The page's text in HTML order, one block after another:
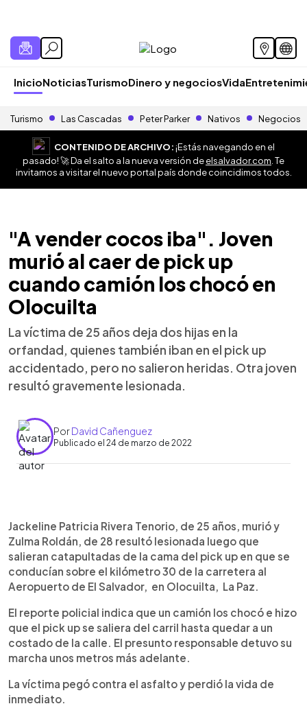
InicioNoticiasTurismoDinero y negociosVida
Turismo Las Cascadas Peter Parker Nativos Negocios
CONTENIDO DE ARCHIVO:¡Estás navegando en el
pasado! 🚀 Da el salto a la nueva versión deelsalvador.com . Te
invitamos a visitar el nuevo portal país donde coincidimos todos.
"A vender cocos iba". Joven
murió al caer de pick up
cuando camión los chocó en
Olocuilta
La víctima de 25 años deja dos hijas en la
orfandad, quienes también iban en el pick up
accidentado, pero no salieron heridas. Otra joven
resultó gravemente lesionada.
PorDavid Cañenguez
Publicado el 24 de marzo de 2022
► Escuchar artículo
Jackeline Patricia Rivera Tenorio, de 25 años, murió y
Zulma Roldán, de 28 resultó lesionada luego que
salieran catapultadas de la cama del pick up en que se
conducían sobre el kilómetro 30 de la carretera al
Aeropuerto de El Salvador, en Olocuilta, La Paz.
El reporte policial indica que un camión los chocó e hizo
que el pick up se saliera del carril hasta quedar a un
costado de la calle. El presunto responsable detuvo su
marcha unos metros más adelante.
La víctima pegó contra el asfalto y perdió la vida de
inmediato.